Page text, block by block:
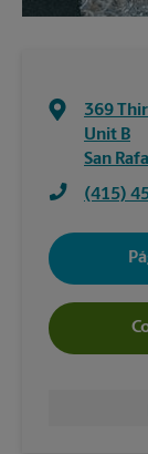
369
Unit B
San
(415)